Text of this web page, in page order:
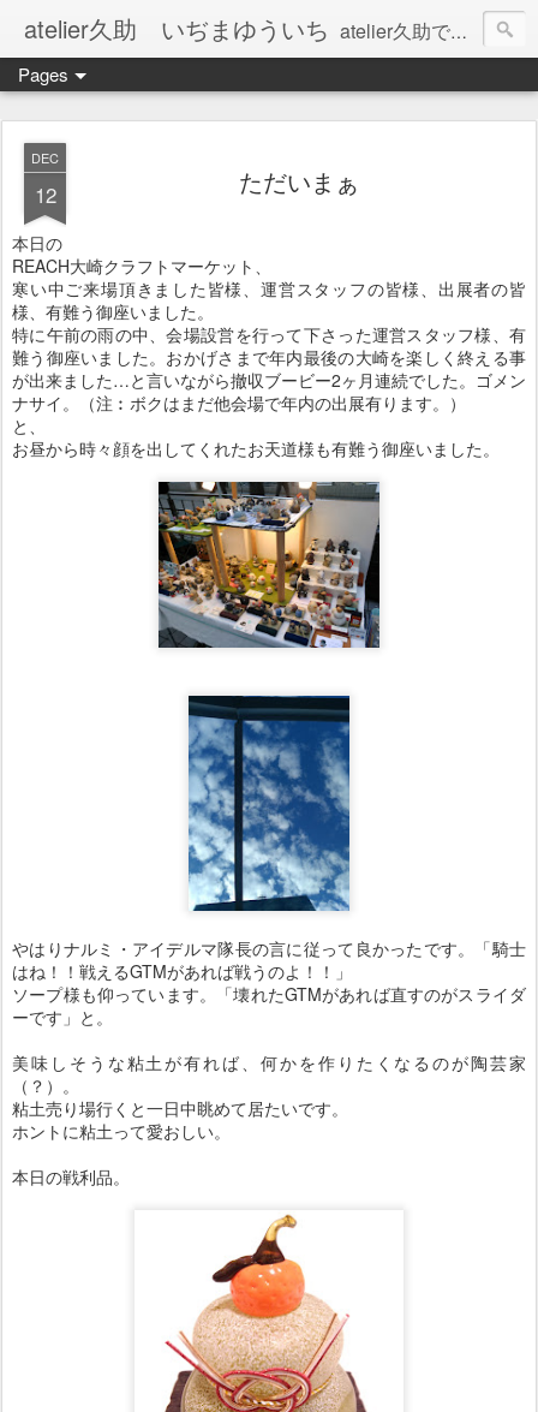
atelier久助 いぢまゆういち atelier久助では土と火から暖かなモノたちを生み出しています。 ご覧になられた方が和んで頂ければ幸いです。
Pages
DEC
12 ただいまぁ
本日の
REACH大崎クラフトマーケット、
寒い中ご来場頂きました皆様、運営スタッフの皆様、出展者の皆
様、有難う御座いました。
特に午前の雨の中、会場設営を行って下さった運営スタッフ様、有
難う御座いました。おかげさまで年内最後の大崎を楽しく終える事
が出来ました…と言いながら撤収ブービー2ヶ月連続でした。ゴメン
ナサイ。（注︰ボクはまだ他会場で年内の出展有ります。）
と、
お昼から時々顔を出してくれたお天道様も有難う御座いました。
やはりナルミ・アイデルマ隊長の言に従って良かったです。「騎士
はね！！戦えるGTMがあれば戦うのよ！！」
ソープ様も仰っています。「壊れたGTMがあれば直すのがスライダ
ーです」と。
美味しそうな粘土が有れば、何かを作りたくなるのが陶芸家
（？）。
粘土売り場行くと一日中眺めて居たいです。
ホントに粘土って愛おしい。
本日の戦利品。